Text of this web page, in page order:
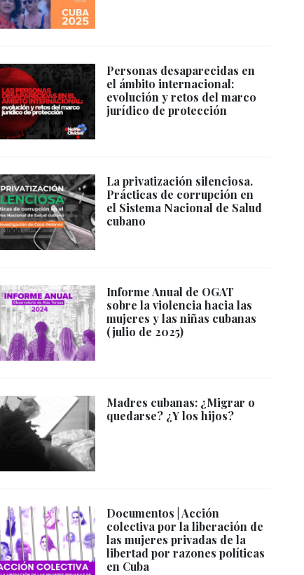
Personas desaparecidas en
el ámbito internacional:
evolución y retos del marco
jurídico de protección
La privatización silenciosa.
Prácticas de corrupción en
el Sistema Nacional de Salud
cubano
Informe Anual de OGAT
sobre la violencia hacia las
mujeres y las niñas cubanas
(julio de 2025)
Madres cubanas: ¿Migrar o
quedarse? ¿Y los hijos?
Documentos | Acción
colectiva por la liberación de
las mujeres privadas de la
libertad por razones políticas
en Cuba